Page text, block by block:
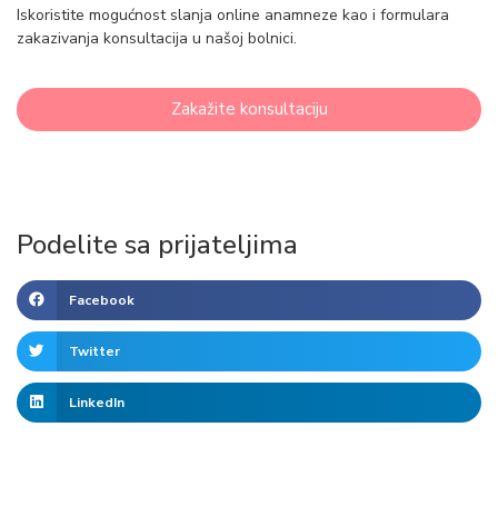
Iskoristite mogućnost slanja online anamneze kao i formulara
zakazivanja konsultacija u našoj bolnici.
Zakažite konsultaciju
Podelite sa prijateljima
Facebook
Twitter
LinkedIn